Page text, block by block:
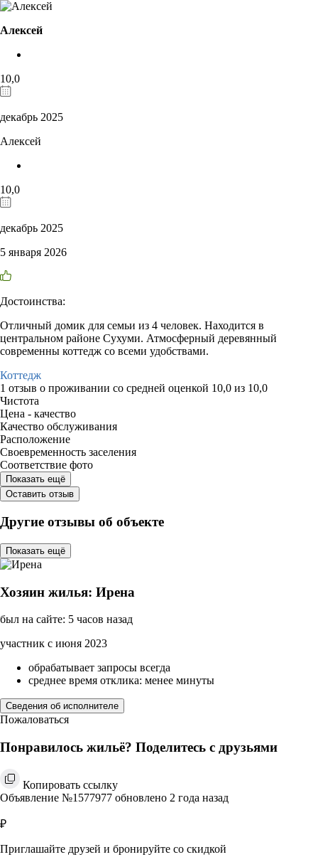
Алексей
10,0
декабрь 2025
Алексей
10,0
декабрь 2025
5 января 2026
Достоинства:
Отличный домик для семьи из 4 человек. Находится в
центральном районе Сухуми. Атмосферный деревянный
современны коттедж со всеми удобствами.
Коттедж
1 отзыв о проживании со средней оценкой 10,0 из 10,0
Чистота
Цена - качество
Качество обслуживания
Расположение
Своевременность заселения
Соответствие фото
Показать ещё
Оставить отзыв
Другие отзывы об объекте
Показать ещё
Хозяин жилья: Ирена
был на сайте: 5 часов назад
участник с июня 2023
обрабатывает запросы всегда
среднее время отклика: менее минуты
Сведения об исполнителе
Пожаловаться
Понравилось жильё? Поделитесь с друзьями
Копировать ссылку
Объявление №1577977 обновлено 2 года назад
₽
Приглашайте друзей и бронируйте со скидкой